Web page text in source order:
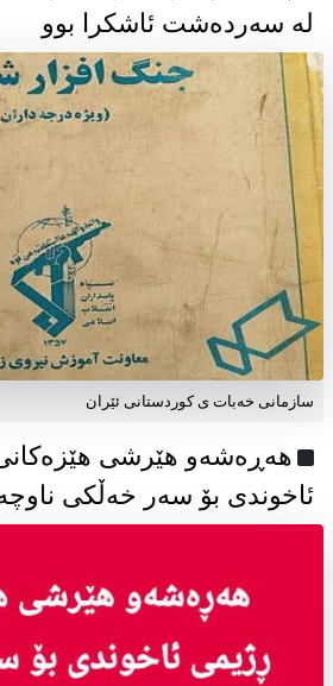
لە سەردەشت ئاشکرا بوو
سازمانی خەبات ی كوردستانی ئێران
هەڕەشەو هێرشی
ئاخوندی بۆ سەر خەڵکی